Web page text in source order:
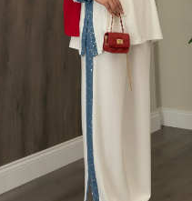
2 Beden (40-42)